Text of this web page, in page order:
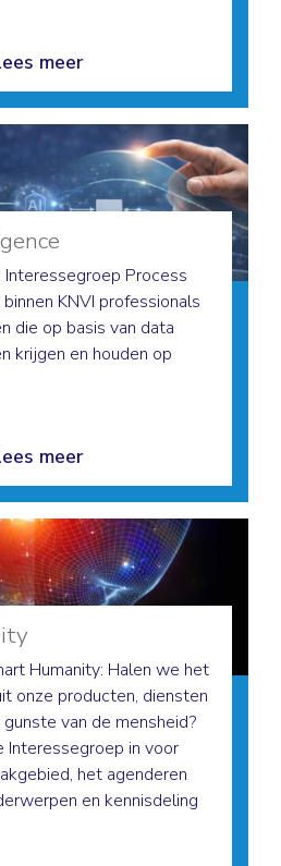
meer
Process
KNVI professionals
die op basis van data
krijgen en houden op
meer
Humanity: Halen we het
onze producten, diensten
van de mensheid?
Interessegroep in voor
het agenderen
en kennisdeling